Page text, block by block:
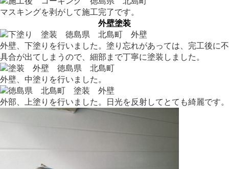
マスキングを剥がして施工完了です。
外壁塗装
外壁、下塗りを行いました。塗り忘れがあっては、完工後に不
具合が出てしまうので、細部まで丁寧に塗装しました。
外壁、中塗りを行いました。
外部、上塗りを行いました。日光を反射してとても綺麗です。